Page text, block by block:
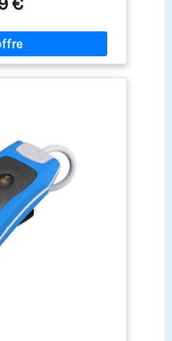
8 Go : Offrant un son
ce lecteur MP3
capable de stocker
ou livres audio.
pour résister à une
fourni avec des
auriculaires
l’eau de pénétrer
bruit extérieur. Deux
assurent un confort
durable : Fabriqué
robuste, ce lecteur
et résistant aux
ainsi des